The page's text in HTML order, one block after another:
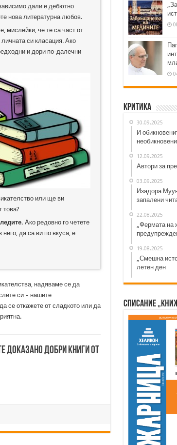
дали е дебютно
нова литературна любов.
мислейки, че те са част от
си класация. Ако
и дори по-далечни
или ще ви
това?
Ако редовно го четете
него, да са ви по вкуса, е
надяваме се да
си – нашите
се откажете от сладкото или да
доказано добри книги от
Критика
30.09.2025
И
12.09.2025
Автори за
03.09.2025
Изадора
запалени
22.08.2025
„Фермата на
19.08.2025
„Смешна
летен ден
Списание